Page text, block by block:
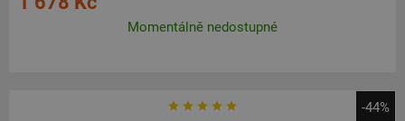
Momentálně nedostupné
-44%